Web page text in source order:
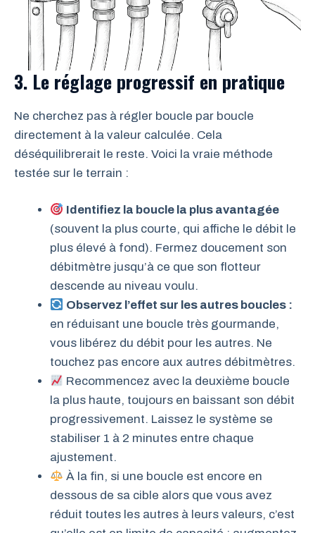
3. Le réglage progressif en pratique
Ne cherchez pas à régler boucle par boucle
directement à la valeur calculée. Cela
déséquilibrerait le reste. Voici la vraie méthode
testée sur le terrain :
Identifiez la boucle la plus avantagée
(souvent la plus courte, qui affiche le débit le
plus élevé à fond). Fermez doucement son
débitmètre jusqu’à ce que son flotteur
descende au niveau voulu.
Observez l’effet sur les autres boucles :
en réduisant une boucle très gourmande,
vous libérez du débit pour les autres. Ne
touchez pas encore aux autres débitmètres.
Recommencez avec la deuxième boucle
la plus haute, toujours en baissant son débit
progressivement. Laissez le système se
stabiliser 1 à 2 minutes entre chaque
ajustement.
À la fin, si une boucle est encore en
dessous de sa cible alors que vous avez
réduit toutes les autres à leurs valeurs, c’est